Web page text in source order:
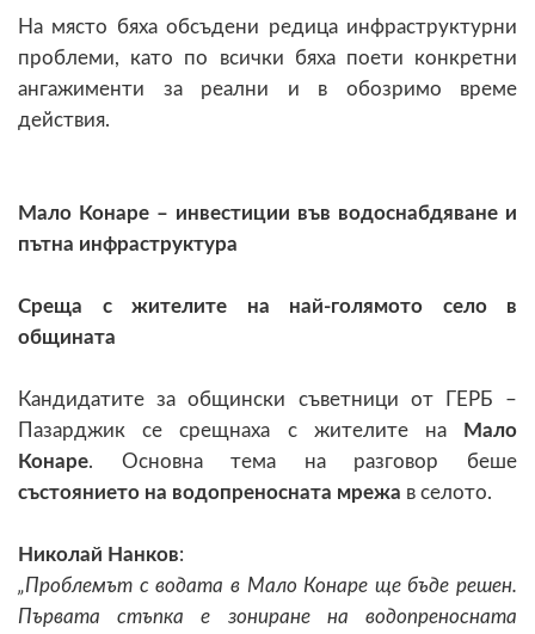
На място бяха обсъдени редица инфраструктурни
проблеми, като по всички бяха поети конкретни
ангажименти за реални и в обозримо време
действия.
Мало Конаре – инвестиции във водоснабдяване и
пътна инфраструктура
Среща с жителите на най-голямото село в
общината
Кандидатите за общински съветници от ГЕРБ –
Пазарджик се срещнаха с жителите на
Мало
Конаре. Основна тема на разговор беше
състоянието на водопреносната мрежа в селото.
Николай Нанков:
„Проблемът с водата в Мало Конаре ще бъде решен.
Първата стъпка е зониране на водопреносната